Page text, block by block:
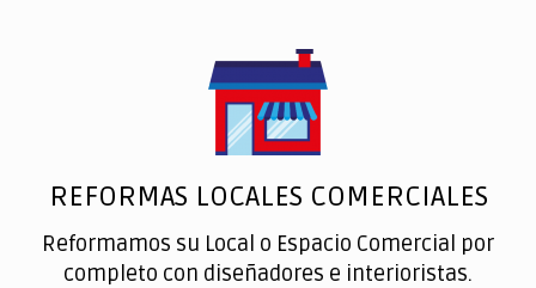
REFORMAS LOCALES COMERCIALES
Reformamos su Local o Espacio Comercial por
completo con diseñadores e interioristas.